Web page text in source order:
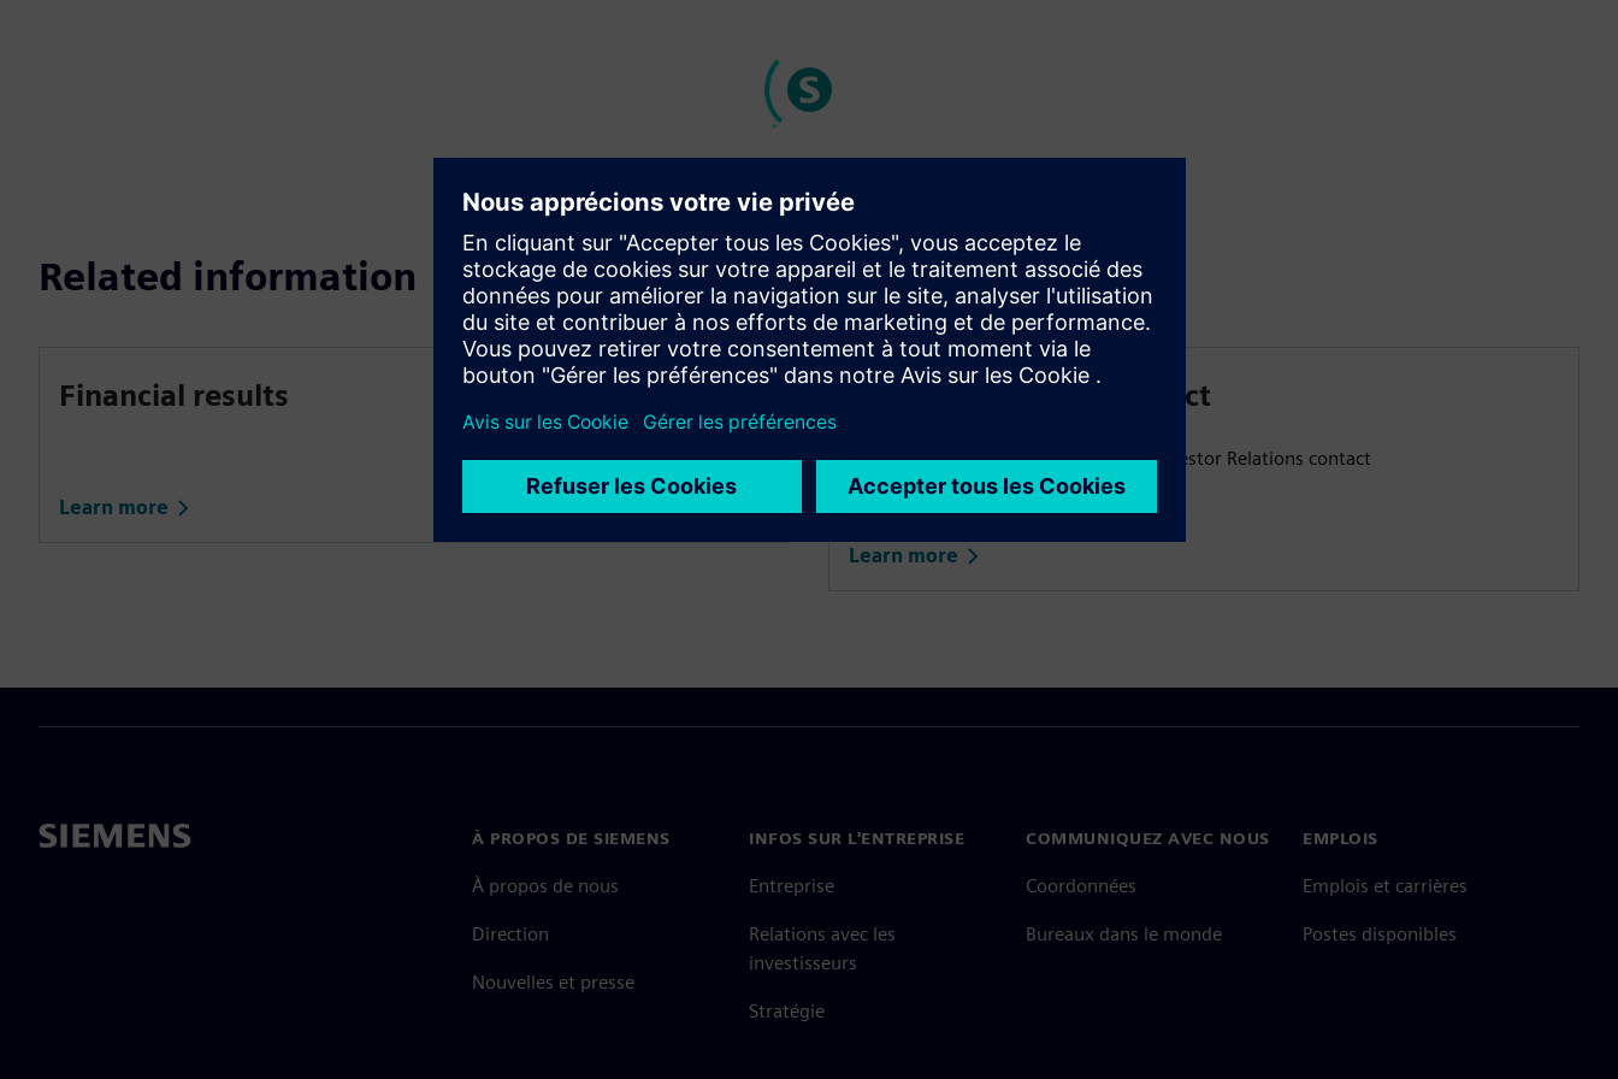
Related information
Financial results
Learn more
Investor relations contact
You ask, we answer – your Siemens Investor Relations contact
Learn more
À PROPOS DE SIEMENS
À propos de nous
Direction
Nouvelles et presse
INFOS SUR L'ENTREPRISE
Entreprise
Relations avec les
investisseurs
Stratégie
COMMUNIQUEZ AVEC NOUS
Coordonnées
Bureaux dans le monde
EMPLOIS
Emplois et carrières
Postes disponibles